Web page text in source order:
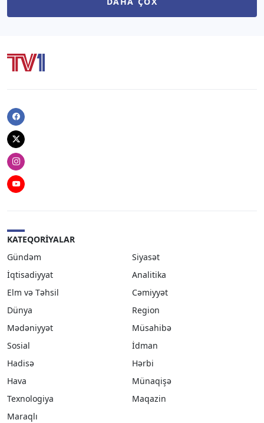
Facebook
Twitter
Instagram
Youtube
KATEQORIYALAR
Gündəm
Siyasət
İqtisadiyyat
Analitika
Elm və Təhsil
Cəmiyyət
Dünya
Region
Mədəniyyət
Müsahibə
Sosial
İdman
Hadisə
Hərbi
Hava
Münaqişə
Texnologiya
Maqazin
Maraqlı